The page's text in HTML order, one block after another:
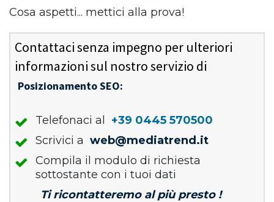
Cosa aspetti... mettici alla prova!
Contattaci senza impegno per ulteriori
informazioni sul nostro servizio di
Posizionamento SEO:
Telefonaci al
+39 0445 570500
Scrivici a web@mediatrend.it
Compila il modulo di richiesta
sottostante con i tuoi dati
Ti ricontatteremo al più presto !